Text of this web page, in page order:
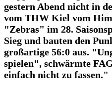
gestern Abend nicht in
vom THW Kiel vom
"Zebras" im 28.
Sieg und bauten den
großartige 56:0 aus.
spielen", schwärmte
einfach nicht zu fassen."